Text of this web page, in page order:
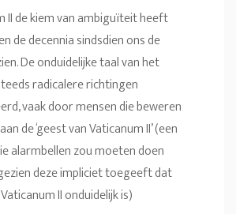
II de kiem van ambiguïteit heeft
de decennia sindsdien ons de
De onduidelijke taal van het
radicalere richtingen
vaak door mensen die beweren
de ‘geest van Vaticanum II’ (een
alarmbellen zou moeten doen
deze impliciet toegeeft dat
II onduidelijk is)